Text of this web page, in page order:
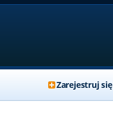
Zarejestruj się